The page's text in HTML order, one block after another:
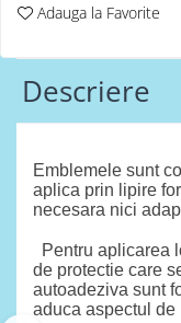
Adauga la Favorite
Descriere
Emblemele sunt
aplica prin lipire
necesara nici
Pentru aplicarea
de protectie care
autoadeziva sunt
aduca aspectul de